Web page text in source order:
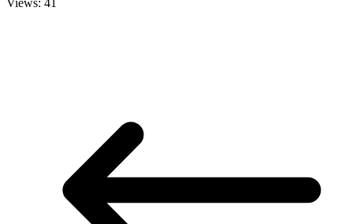
Views: 41